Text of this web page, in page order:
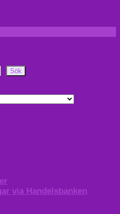
Sök
via Handelsbanken